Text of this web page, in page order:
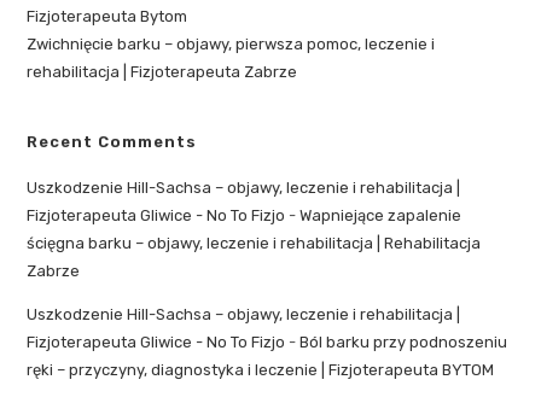
Fizjoterapeuta Bytom
Zwichnięcie barku – objawy, pierwsza pomoc, leczenie i
rehabilitacja | Fizjoterapeuta Zabrze
Recent Comments
Uszkodzenie Hill-Sachsa – objawy, leczenie i rehabilitacja |
Fizjoterapeuta Gliwice - No To Fizjo -Wapniejące zapalenie
ścięgna barku – objawy, leczenie i rehabilitacja | Rehabilitacja
Zabrze
Uszkodzenie Hill-Sachsa – objawy, leczenie i rehabilitacja |
Fizjoterapeuta Gliwice - No To Fizjo -Ból barku przy podnoszeniu
ręki – przyczyny, diagnostyka i leczenie | Fizjoterapeuta BYTOM